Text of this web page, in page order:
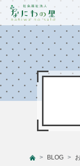
トップ
法人概要/アク
こども/相談支
新着情報
BLOG